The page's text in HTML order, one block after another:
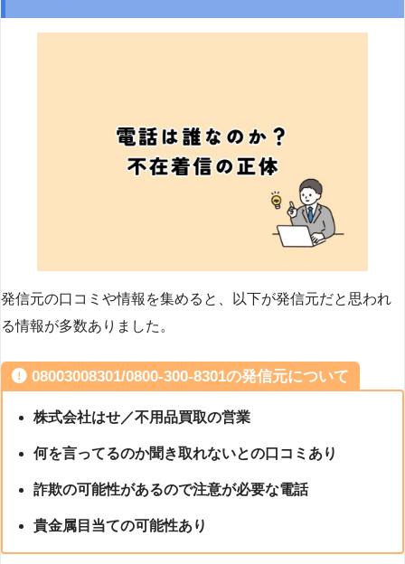
発信元の口コミや情報を集めると、以下が発信元だと思われ
る情報が多数ありました。
08003008301/0800-300-8301の発信元について
株式会社はせ／不用品買取の営業
何を言ってるのか聞き取れないとの口コミあり
詐欺の可能性があるので注意が必要な電話
貴金属目当ての可能性あり